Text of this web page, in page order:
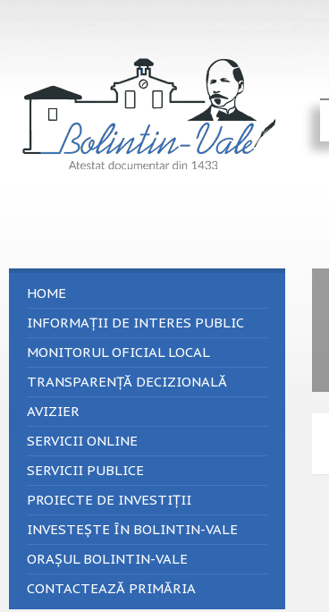
HOME
INFORMAȚII DE INTERES PUBLIC
MONITORUL OFICIAL LOCAL
TRANSPARENȚĂ DECIZIONALĂ
AVIZIER
SERVICII ONLINE
SERVICII PUBLICE
PROIECTE DE INVESTIȚII
INVESTEȘTE ÎN BOLINTIN-VALE
ORAȘUL BOLINTIN-VALE
CONTACTEAZĂ PRIMĂRIA